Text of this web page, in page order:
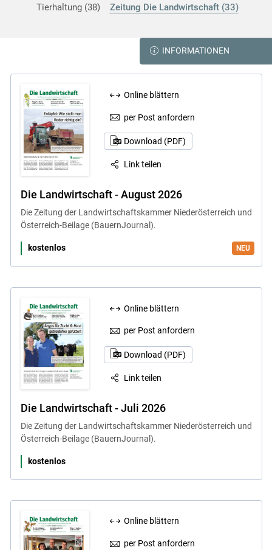
Tierhaltung 38 Zeitung Die Landwirtschaft 33
INFORMATIONEN
Online blättern
per Post anfordern
Download (PDF)
Link teilen
Die Landwirtschaft - August 2026
Die Zeitung der Landwirtschaftskammer Niederösterreich und
Österreich-Beilage (BauernJournal).
kostenlos
Online blättern
per Post anfordern
Download (PDF)
Link teilen
Die Landwirtschaft - Juli 2026
Die Zeitung der Landwirtschaftskammer Niederösterreich und
Österreich-Beilage (BauernJournal).
kostenlos
Online blättern
per Post anfordern